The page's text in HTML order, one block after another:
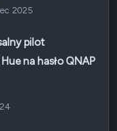
2025
pilot
na hasło QNAP